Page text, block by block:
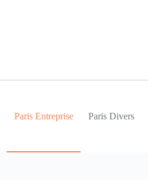
Paris Entreprise Paris Divers